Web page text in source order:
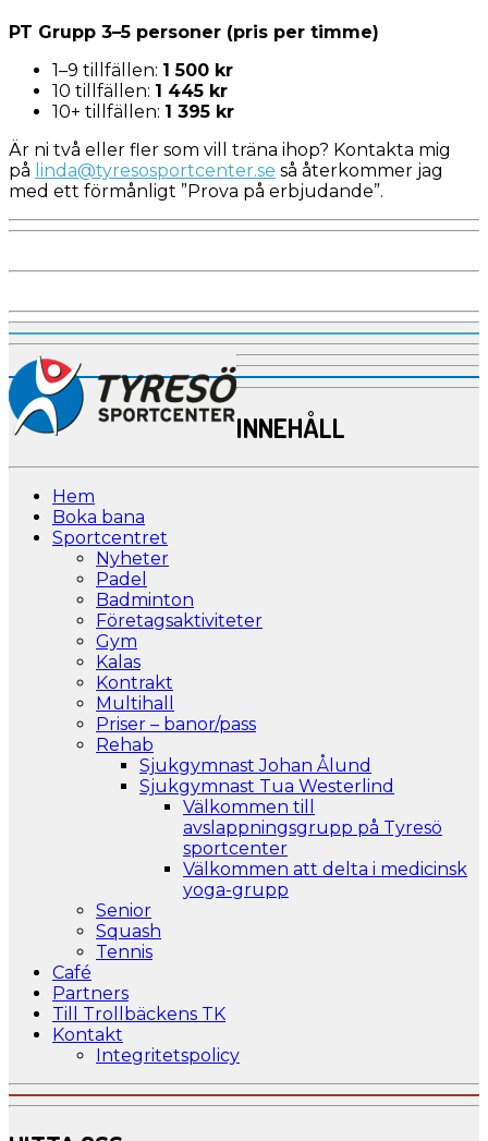
PT Grupp 3–5 personer (pris per timme)
1–9 tillfällen: 1 500 kr
10 tillfällen: 1 445 kr
10+ tillfällen: 1 395 kr
Är ni två eller fler som vill träna ihop? Kontakta mig
på linda@tyresosportcenter.se så återkommer jag
med ett förmånligt ”Prova på erbjudande”.
INNEHÅLL
Hem
Boka bana
Sportcentret
Nyheter
Padel
Badminton
Företagsaktiviteter
Gym
Kalas
Kontrakt
Multihall
Priser – banor/pass
Rehab
Sjukgymnast Johan Ålund
Sjukgymnast Tua Westerlind
Välkommen till
avslappningsgrupp på Tyresö
sportcenter
Välkommen att delta i medicinsk
yoga-grupp
Senior
Squash
Tennis
Café
Partners
Till Trollbäckens TK
Kontakt
Integritetspolicy